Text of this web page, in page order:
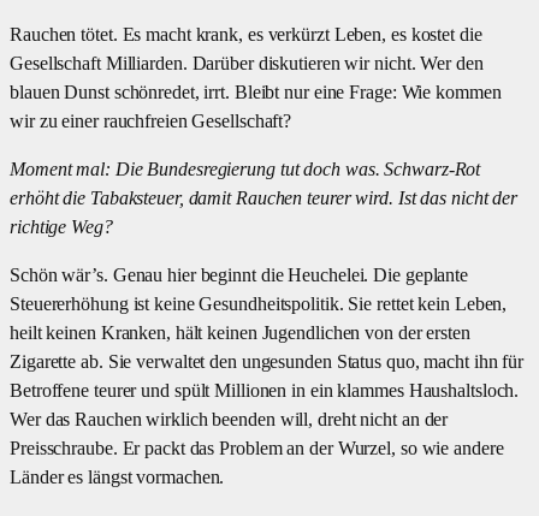
Rauchen tötet. Es macht krank, es verkürzt Leben, es kostet die
Gesellschaft Milliarden. Darüber diskutieren wir nicht. Wer den
blauen Dunst schönredet, irrt. Bleibt nur eine Frage: Wie kommen
wir zu einer rauchfreien Gesellschaft?
Moment mal: Die Bundesregierung tut doch was. Schwarz-Rot
erhöht die Tabaksteuer, damit Rauchen teurer wird. Ist das nicht der
richtige Weg?
Schön wär’s. Genau hier beginnt die Heuchelei. Die geplante
Steuererhöhung ist keine Gesundheitspolitik. Sie rettet kein Leben,
heilt keinen Kranken, hält keinen Jugendlichen von der ersten
Zigarette ab. Sie verwaltet den ungesunden Status quo, macht ihn für
Betroffene teurer und spült Millionen in ein klammes Haushaltsloch.
Wer das Rauchen wirklich beenden will, dreht nicht an der
Preisschraube. Er packt das Problem an der Wurzel, so wie andere
Länder es längst vormachen.